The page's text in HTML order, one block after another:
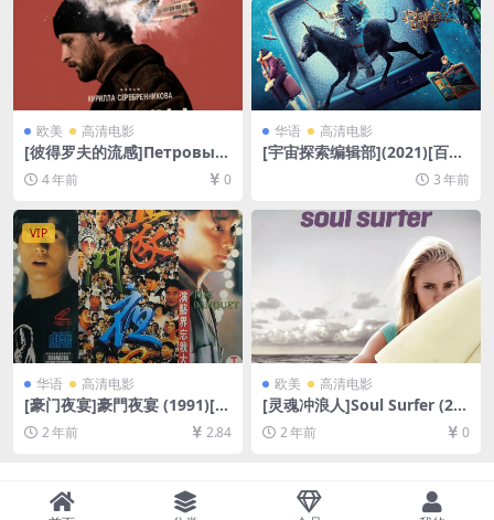
欧美 高清电影
[彼得罗夫的流感]Петровы в
гриппе (2021)[百度网盘+迅
雷云盘资源1080P超清未删减]
[MP4/8GB][中英字幕]
4 年前 0
华语 高清电影
[宇宙探索编辑部](2021)[百度
网盘+迅雷云盘资源1080P超
清未删减][MP4/3GB][中英字
幕]
3 年前
VIP
华语 高清电影
[豪门夜宴]豪門夜宴 (1991)[百
度网盘+夸克网盘1080P超清
未删减资源][网盘在线播放/下
2 年前 2.84
欧美 高清电影
[灵魂冲浪人]Soul Surfer (20
11)[百度网盘+夸克网盘1080P
超清未删减资源][网盘在线播
2 年前 0